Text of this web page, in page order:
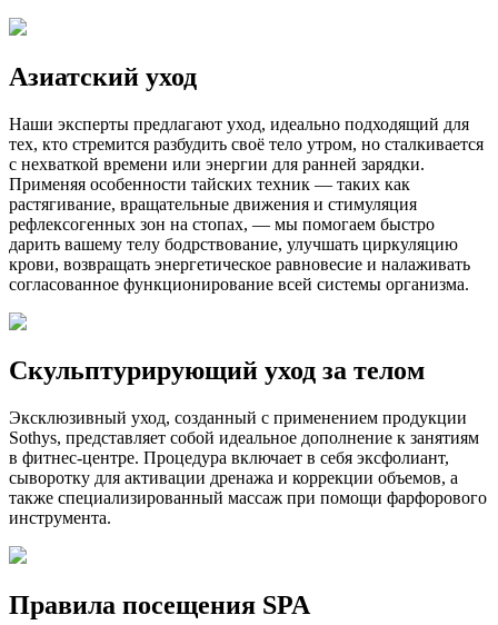
Азиатский уход
Наши эксперты предлагают уход, идеально подходящий для
тех, кто стремится разбудить своё тело утром, но сталкивается
с нехваткой времени или энергии для ранней зарядки.
Применяя особенности тайских техник — таких как
растягивание, вращательные движения и стимуляция
рефлексогенных зон на стопах, — мы помогаем быстро
дарить вашему телу бодрствование, улучшать циркуляцию
крови, возвращать энергетическое равновесие и налаживать
согласованное функционирование всей системы организма.
Скульптурирующий уход за телом
Эксклюзивный уход, созданный с применением продукции
Sothys, представляет собой идеальное дополнение к занятиям
в фитнес-центре. Процедура включает в себя эксфолиант,
сыворотку для активации дренажа и коррекции объемов, а
также специализированный массаж при помощи фарфорового
инструмента.
Правила посещения SPA